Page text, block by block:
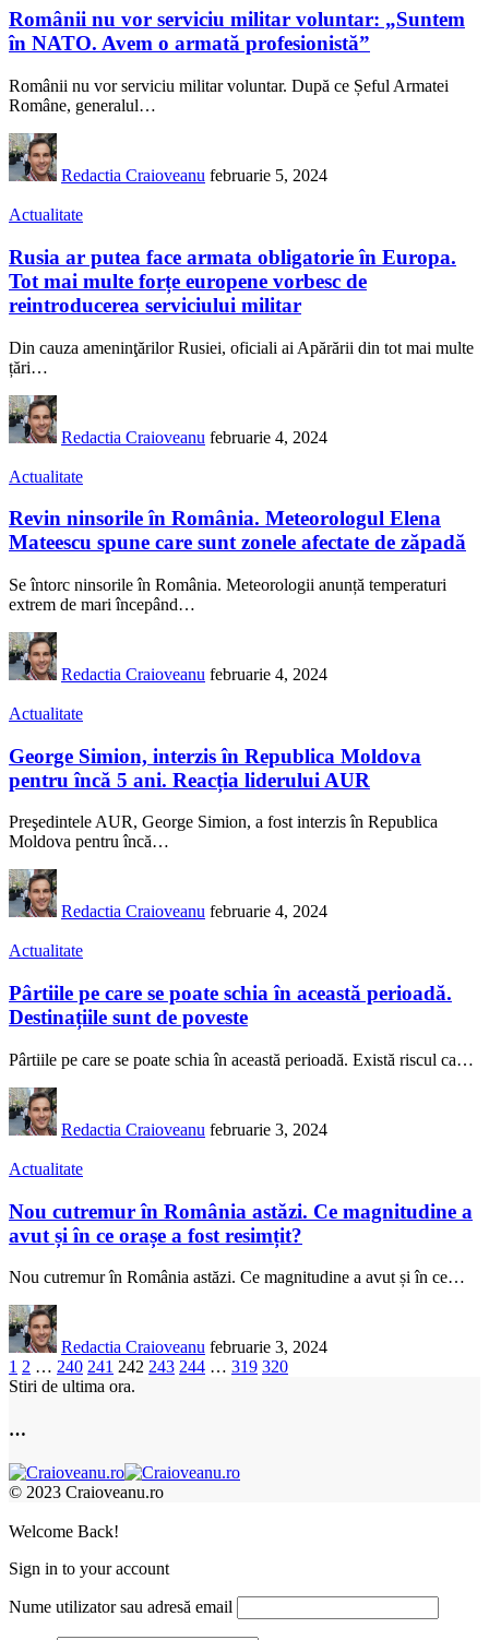
Românii nu vor serviciu militar voluntar: „Suntem
în NATO. Avem o armată profesionistă”
Românii nu vor serviciu militar voluntar. După ce Șeful Armatei
Române, generalul…
Redactia Craioveanu februarie 5, 2024
Actualitate
Rusia ar putea face armata obligatorie în Europa.
Tot mai multe forțe europene vorbesc de
reintroducerea serviciului militar
Din cauza ameninţărilor Rusiei, oficiali ai Apărării din tot mai multe
țări…
Redactia Craioveanu februarie 4, 2024
Actualitate
Revin ninsorile în România. Meteorologul Elena
Mateescu spune care sunt zonele afectate de zăpadă
Se întorc ninsorile în România. Meteorologii anunță temperaturi
extrem de mari începând…
Redactia Craioveanu februarie 4, 2024
Actualitate
George Simion, interzis în Republica Moldova
pentru încă 5 ani. Reacția liderului AUR
Preşedintele AUR, George Simion, a fost interzis în Republica
Moldova pentru încă…
Redactia Craioveanu februarie 4, 2024
Actualitate
Pârtiile pe care se poate schia în această perioadă.
Destinațiile sunt de poveste
Pârtiile pe care se poate schia în această perioadă. Există riscul ca…
Redactia Craioveanu februarie 3, 2024
Actualitate
Nou cutremur în România astăzi. Ce magnitudine a
avut și în ce orașe a fost resimțit?
Nou cutremur în România astăzi. Ce magnitudine a avut și în ce…
Redactia Craioveanu februarie 3, 2024
1 2 … 240 241 242 243 244 … 319 320
Stiri de ultima ora.
…
© 2023 Craioveanu.ro
Welcome Back!
Sign in to your account
Nume utilizator sau adresă email